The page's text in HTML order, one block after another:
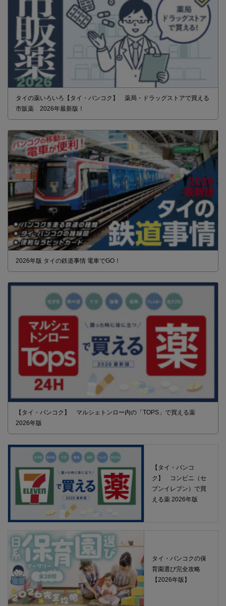
タイの薬いろいろ【タイ・バンコク】 薬局・ドラッグストアで買える
市販薬 2026年最新版！
2026年版 タイの鉄道事情 電車でGO！
【タイ・バンコク】 マルシェトンロー内の「TOPS」で買える薬
2026年版
【タイ・バンコ
ク】 コンビニ（セ
ブンイレブン）で買
える薬 2026年版
タイ・バンコクの保
育園選び完全攻略
【2026年版】